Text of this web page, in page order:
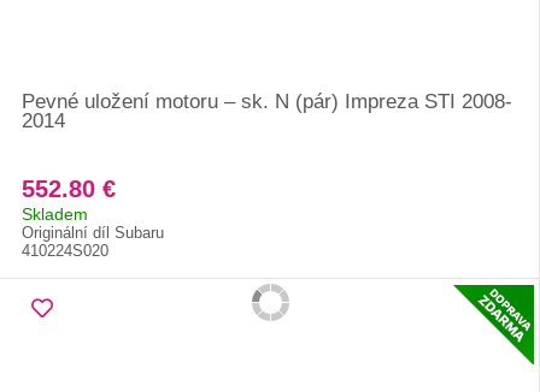
Pevné uložení motoru – sk. N (pár) Impreza STI 2008-
2014
552.80 €
Skladem
Originální díl Subaru
410224S020